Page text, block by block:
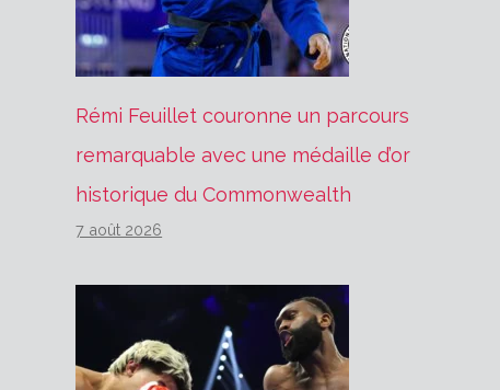
Rémi Feuillet couronne un parcours
remarquable avec une médaille d’or
historique du Commonwealth
7 août 2026